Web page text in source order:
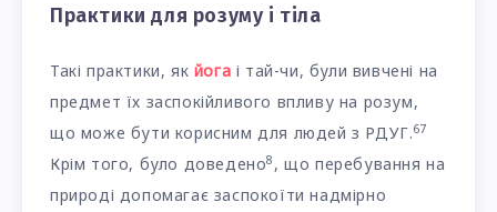
Практики для розуму і тіла
Такі практики, як йога і тай-чи, були вивчені на
предмет їх заспокійливого впливу на розум,
що може бути корисним для людей з РДУГ.67
Крім того, було доведено8 , що перебування на
природі допомагає заспокоїти надмірно